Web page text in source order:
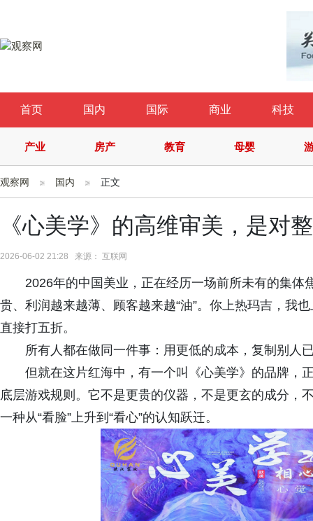
首页 国内 国际 商业 科技
产业 房产 教育 母婴
观察网 国内 正文
《心美学》的高维审美，是对
2026-06-02 21:28 来源： 互联网
2026年的中国美业，正在经历一场前所未有的集
贵、利润越来越薄、顾客越来越“油”。你上热玛吉，我
直接打五折。
所有人都在做同一件事：用更低的成本，复制别人
但就在这片红海中，有一个叫《心美学》的品牌，
底层游戏规则。它不是更贵的仪器，不是更玄的成分，
一种从“看脸”上升到“看心”的认知跃迁。